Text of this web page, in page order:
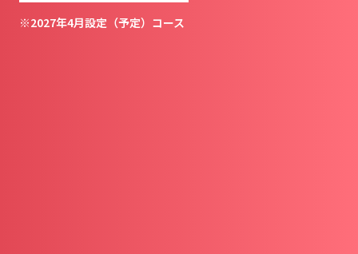
※2027年4月設定（予定）コース